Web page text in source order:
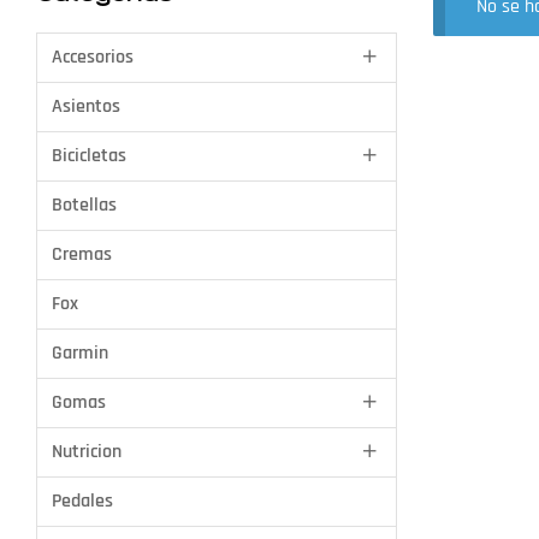
No se
Accesorios
Asientos
Bicicletas
Botellas
Cremas
Fox
Garmin
Gomas
Nutricion
Pedales